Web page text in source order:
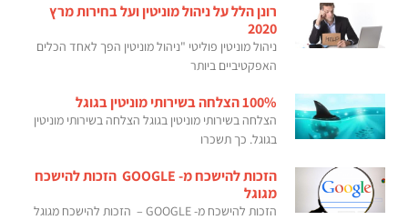
רונן הלל על ניהול מוניטין ועל בחירות מרץ
2020
ניהול מוניטין פוליטי "ניהול מוניטין הפך לאחד הכלים
האפקטיביים ביותר
100% הצלחה בשירותי מוניטין בגוגל
הצלחה בשירותי מוניטין בגוגל הצלחה בשירותי מוניטין
בגוגל. כך תשכרו
הזכות להישכח מ- GOOGLE הזכות להישכח
מגוגל
הזכות להישכח מ- GOOGLE – הזכות להישכח מגוגל